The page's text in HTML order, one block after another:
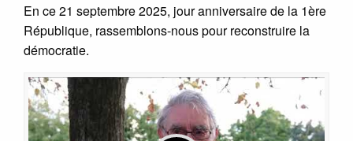
En ce 21 septembre 2025, jour anniversaire de la 1ère
République, rassemblons-nous pour reconstruire la
démocratie.